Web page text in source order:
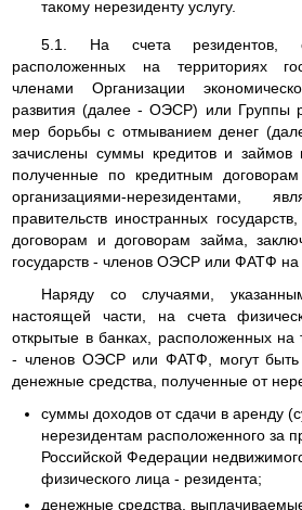
такому нерезиденту услугу.
5.1. На счета резидентов,
расположенных на территориях
членами Организации
развития (далее - ОЭСР) или Группы
мер борьбы с отмыванием денег
зачислены суммы кредитов и займов
полученные по кредитным
организациями-нерезидентами,
правительств иностранных
договорам и договорам займа,
государств - членов ОЭСР или ФАТФ на
Наряду со случаями,
настоящей части, на счета
открытые в банках, расположенных на
- членов ОЭСР или ФАТФ, могут быть
денежные средства, полученные от
суммы доходов от сдачи в аренду
нерезидентам расположенного за
Российской Федерации
физического лица - резидента;
денежные средства,